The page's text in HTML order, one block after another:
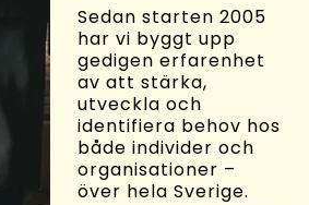
Sedan starten 2005
har vi byggt upp
gedigen erfarenhet
av att stärka,
utveckla och
identifiera behov hos
både individer och
organisationer –
över hela Sverige.